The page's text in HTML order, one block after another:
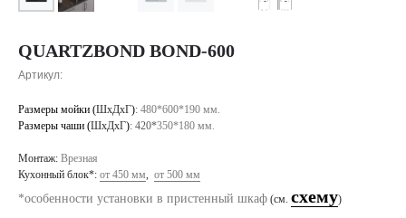
QUARTZBOND BOND-600
Артикул:
Размеры мойки (ШхДхГ): 480*600*190 мм.
Размеры чаши (ШхДхГ): 420*350*180 мм.
Монтаж: Врезная
Кухонный блок*: от 450 мм, от 500 мм
*особенности установки в пристенный шкаф (см. схему)